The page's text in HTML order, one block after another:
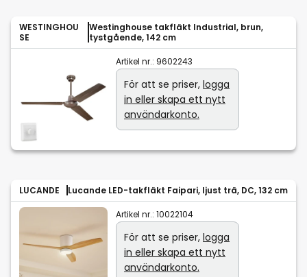
WESTINGHOU
SE
Westinghouse takfläkt Industrial, brun,
tystgående, 142 cm
Artikel nr.: 9602243
För att se priser, logga
in eller skapa ett nytt
användarkonto.
LUCANDE Lucande LED-takfläkt Faipari, ljust trä, DC, 132 cm
Artikel nr.: 10022104
För att se priser, logga
in eller skapa ett nytt
användarkonto.